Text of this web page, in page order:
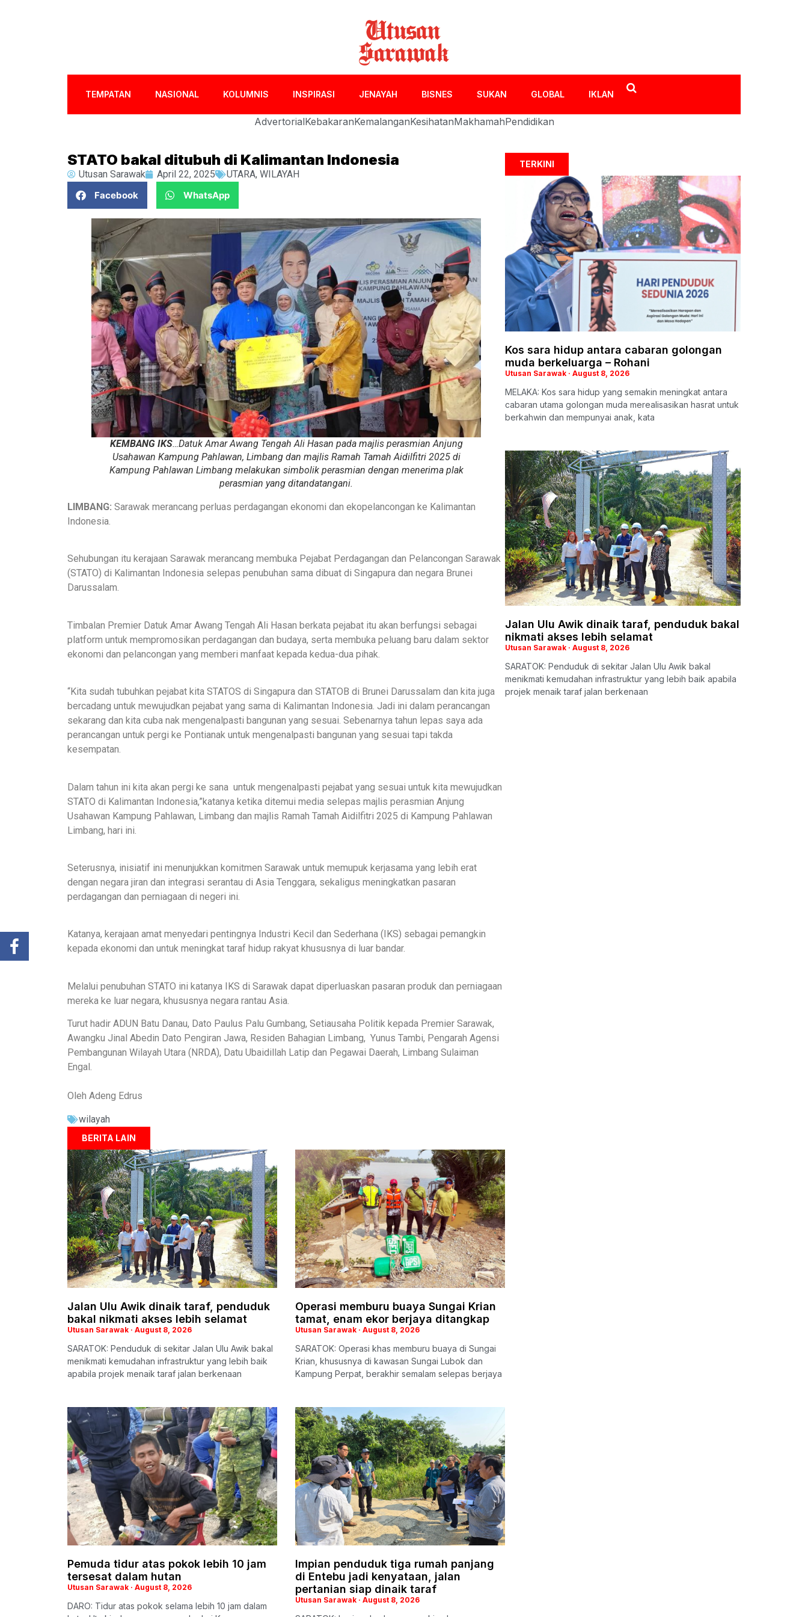
TEMPATAN NASIONAL KOLUMNIS INSPIRASI JENAYAH BISNES SUKAN GLOBAL IKLAN
AdvertorialKebakaranKemalanganKesihatanMakhamahPendidikan
STATO bakal ditubuh di Kalimantan Indonesia
Utusan Sarawak April 22, 2025 UTARA, WILAYAH
Facebook
WhatsApp
KEMBANG IKS…Datuk Amar Awang Tengah Ali Hasan pada majlis perasmian Anjung
Usahawan Kampung Pahlawan, Limbang dan majlis Ramah Tamah Aidilfitri 2025 di
Kampung Pahlawan Limbang melakukan simbolik perasmian dengan menerima plak
perasmian yang ditandatangani.
LIMBANG: Sarawak merancang perluas perdagangan ekonomi dan ekopelancongan ke Kalimantan
Indonesia.
Sehubungan itu kerajaan Sarawak merancang membuka Pejabat Perdagangan dan Pelancongan Sarawak
(STATO) di Kalimantan Indonesia selepas penubuhan sama dibuat di Singapura dan negara Brunei
Darussalam.
Timbalan Premier Datuk Amar Awang Tengah Ali Hasan berkata pejabat itu akan berfungsi sebagai
platform untuk mempromosikan perdagangan dan budaya, serta membuka peluang baru dalam sektor
ekonomi dan pelancongan yang memberi manfaat kepada kedua-dua pihak.
“Kita sudah tubuhkan pejabat kita STATOS di Singapura dan STATOB di Brunei Darussalam dan kita juga
bercadang untuk mewujudkan pejabat yang sama di Kalimantan Indonesia. Jadi ini dalam perancangan
sekarang dan kita cuba nak mengenalpasti bangunan yang sesuai. Sebenarnya tahun lepas saya ada
perancangan untuk pergi ke Pontianak untuk mengenalpasti bangunan yang sesuai tapi takda
kesempatan.
Dalam tahun ini kita akan pergi ke sana untuk mengenalpasti pejabat yang sesuai untuk kita mewujudkan
STATO di Kalimantan Indonesia,”katanya ketika ditemui media selepas majlis perasmian Anjung
Usahawan Kampung Pahlawan, Limbang dan majlis Ramah Tamah Aidilfitri 2025 di Kampung Pahlawan
Limbang, hari ini.
Seterusnya, inisiatif ini menunjukkan komitmen Sarawak untuk memupuk kerjasama yang lebih erat
dengan negara jiran dan integrasi serantau di Asia Tenggara, sekaligus meningkatkan pasaran
perdagangan dan perniagaan di negeri ini.
Katanya, kerajaan amat menyedari pentingnya Industri Kecil dan Sederhana (IKS) sebagai pemangkin
kepada ekonomi dan untuk meningkat taraf hidup rakyat khususnya di luar bandar.
Melalui penubuhan STATO ini katanya IKS di Sarawak dapat diperluaskan pasaran produk dan perniagaan
mereka ke luar negara, khususnya negara rantau Asia.
Turut hadir ADUN Batu Danau, Dato Paulus Palu Gumbang, Setiausaha Politik kepada Premier Sarawak,
Awangku Jinal Abedin Dato Pengiran Jawa, Residen Bahagian Limbang, Yunus Tambi, Pengarah Agensi
Pembangunan Wilayah Utara (NRDA), Datu Ubaidillah Latip dan Pegawai Daerah, Limbang Sulaiman
Engal.
Oleh Adeng Edrus
wilayah
BERITA LAIN
Jalan Ulu Awik dinaik taraf, penduduk
bakal nikmati akses lebih selamat
Utusan Sarawak August 8, 2026
SARATOK: Penduduk di sekitar Jalan Ulu Awik bakal
menikmati kemudahan infrastruktur yang lebih baik
apabila projek menaik taraf jalan berkenaan
Operasi memburu buaya Sungai Krian
tamat, enam ekor berjaya ditangkap
Utusan Sarawak August 8, 2026
SARATOK: Operasi khas memburu buaya di Sungai
Krian, khususnya di kawasan Sungai Lubok dan
Kampung Perpat, berakhir semalam selepas berjaya
Pemuda tidur atas pokok lebih 10 jam
tersesat dalam hutan
Utusan Sarawak August 8, 2026
DARO: Tidur atas pokok selama lebih 10 jam dalam
Impian penduduk tiga rumah panjang
di Entebu jadi kenyataan, jalan
pertanian siap dinaik taraf
Utusan Sarawak August 8, 2026
TERKINI
Kos sara hidup antara cabaran golongan
muda berkeluarga – Rohani
Utusan Sarawak August 8, 2026
MELAKA: Kos sara hidup yang semakin meningkat antara
cabaran utama golongan muda merealisasikan hasrat untuk
berkahwin dan mempunyai anak, kata
Jalan Ulu Awik dinaik taraf, penduduk bakal
nikmati akses lebih selamat
Utusan Sarawak August 8, 2026
SARATOK: Penduduk di sekitar Jalan Ulu Awik bakal
menikmati kemudahan infrastruktur yang lebih baik apabila
projek menaik taraf jalan berkenaan